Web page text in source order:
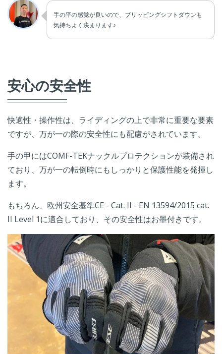
手の平の感覚が良いので、ブリッピングシフトダウンも
気持ちよく決まります♪
安心の安全性
快適性・操作性は、ライディングの上で非常に重要な要素
ですが、万が一の際の安全性にも配慮がされています。
手の甲にはCOMF-TEKナックルプロテクションが装備され
ており、万が一の転倒時にもしっかりと保護性能を発揮し
ます。
もちろん、欧州安全基準CE - Cat. II - EN 13594/2015 cat.
II Level 1に適合しており、その安全性はお墨付きです。